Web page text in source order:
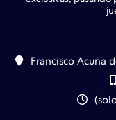
Francisco Acuña